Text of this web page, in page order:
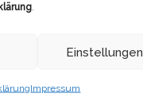
Einstellungen
Impressum
041